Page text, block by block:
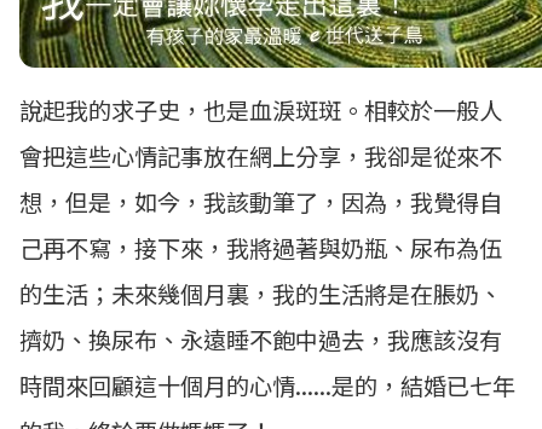
說起我的求子史，也是血淚斑斑。相較於一般人
會把這些心情記事放在網上分享，我卻是從來不
想，但是，如今，我該動筆了，因為，我覺得自
己再不寫，接下來，我將過著與奶瓶、尿布為伍
的生活；未來幾個月裏，我的生活將是在脹奶、
擠奶、換尿布、永遠睡不飽中過去，我應該沒有
時間來回顧這十個月的心情......是的，結婚已七年